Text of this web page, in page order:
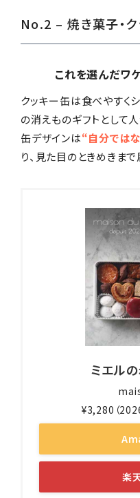
No.2 – 焼き菓子・
これを選んだワ
クッキー缶は食べやすく
の消えものギフトとして
缶デザインは“自分では
り、見た目のときめきま
ミエル
¥3,280（
楽